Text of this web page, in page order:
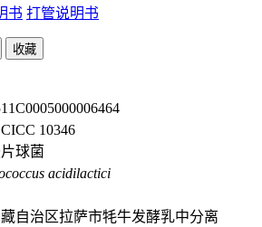
书 打管说明书
收藏
10346
球菌
acidilactici
自治区拉萨市牦牛发酵乳中分离